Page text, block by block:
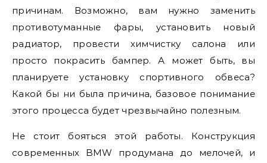
причинам. Возможно, вам нужно заменить
противотуманные фары, установить новый
радиатор, провести химчистку салона или
просто покрасить бампер. А может быть, вы
планируете установку спортивного обвеса?
Какой бы ни была причина, базовое понимание
этого процесса будет чрезвычайно полезным.
Не стоит бояться этой работы. Конструкция
современных BMW продумана до мелочей, и